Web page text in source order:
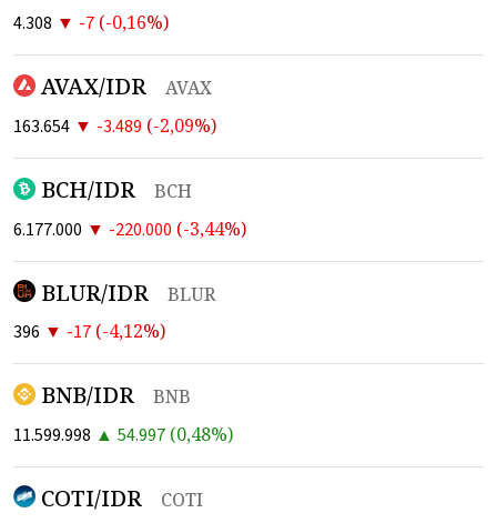
4.308 ▼ -7 (-0,16%)
AVAX/IDR
AVAX
163.654 ▼ -3.489 (-2,09%)
BCH/IDR
BCH
6.177.000 ▼ -220.000 (-3,44%)
BLUR/IDR
BLUR
396 ▼ -17 (-4,12%)
BNB/IDR
BNB
11.599.998 ▲ 54.997 (0,48%)
COTI/IDR
COTI